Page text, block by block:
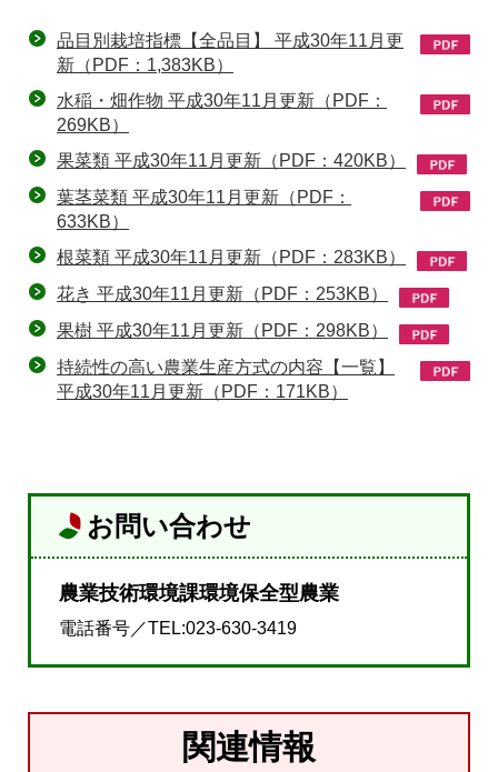
品目別栽培指標【全品目】 平成30年11月更
新（PDF：1,383KB）
水稲・畑作物 平成30年11月更新（PDF：
269KB）
果菜類 平成30年11月更新（PDF：420KB）
葉茎菜類 平成30年11月更新（PDF：
633KB）
根菜類 平成30年11月更新（PDF：283KB）
花き 平成30年11月更新（PDF：253KB）
果樹 平成30年11月更新（PDF：298KB）
持続性の高い農業生産方式の内容【一覧】
平成30年11月更新（PDF：171KB）
お問い合わせ
農業技術環境課環境保全型農業
電話番号／TEL:023-630-3419
関連情報